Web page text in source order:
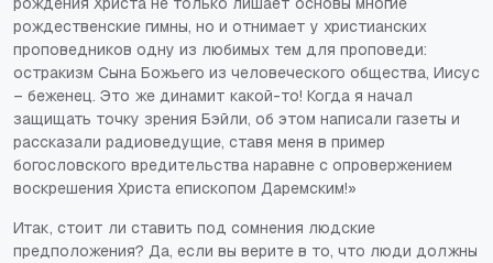
рождественские гимны, но и отнимает у христианских
проповедников одну из любимых тем для проповеди:
остракизм Сына Божьего из человеческого общества, Иисус
– беженец. Это же динамит какой-то! Когда я начал
защищать точку зрения Бэйли, об этом написали газеты и
рассказали радиоведущие, ставя меня в пример
богословского вредительства наравне с опровержением
воскрешения Христа епископом Даремским!»
Итак, стоит ли ставить под сомнения людские
предположения? Да, если вы верите в то, что люди должны